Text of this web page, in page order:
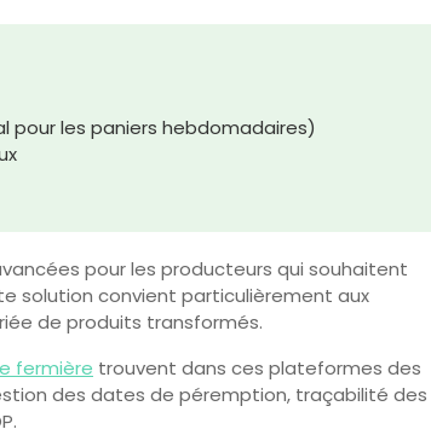
les paniers hebdomadaires)
pour les producteurs qui souhaitent
solution convient particulièrement aux
de produits transformés.
fermière trouvent dans ces plateformes des
des dates de péremption, traçabilité des